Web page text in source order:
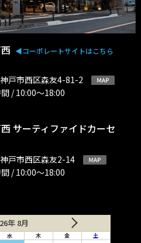
◀︎コーポレートサイトはこちら
神戸市西区森友4-81-2
/ 10:00〜18:00
サーティファイドカーセ
神戸市西区森友2-14
/ 10:00〜18:00
年 8月
水 木 金 土